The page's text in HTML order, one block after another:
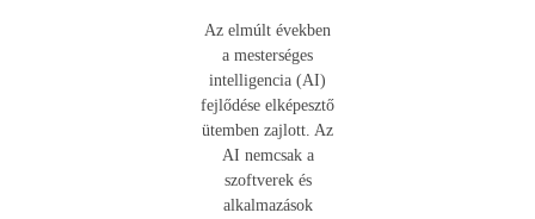
Az elmúlt években
a mesterséges
intelligencia (AI)
fejlődése elképesztő
ütemben zajlott. Az
AI nemcsak a
szoftverek és
alkalmazások